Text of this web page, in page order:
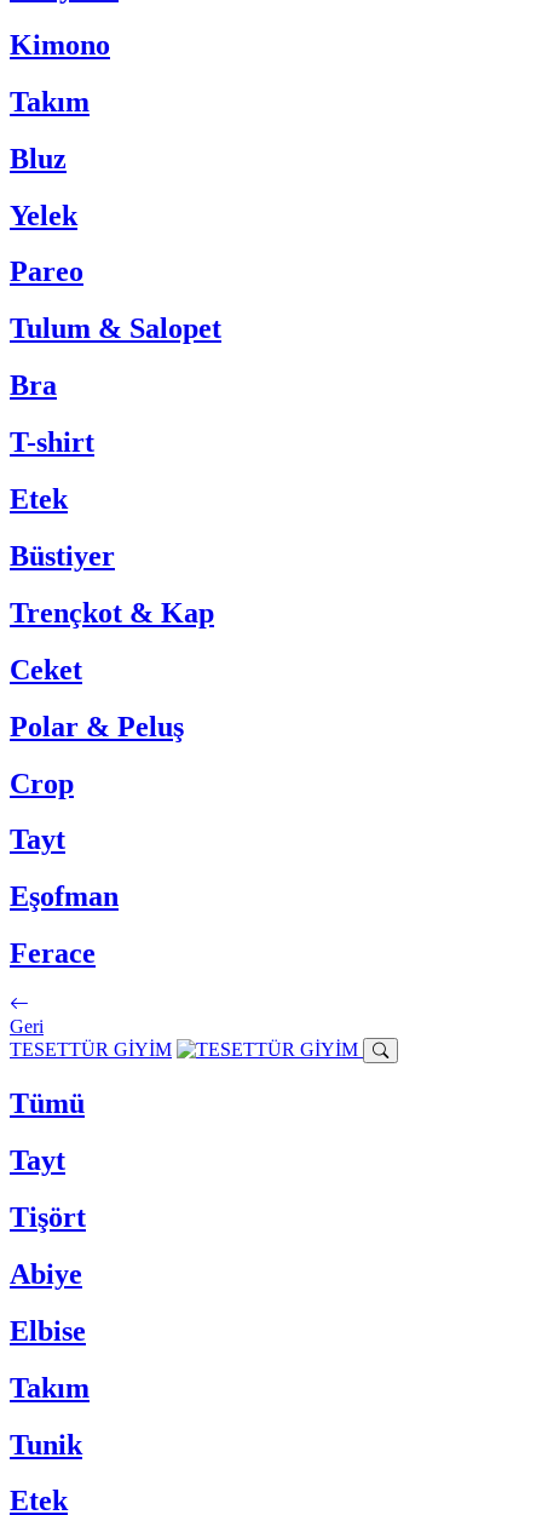
Kimono
Takım
Bluz
Yelek
Pareo
Tulum & Salopet
Bra
T-shirt
Etek
Büstiyer
Trençkot & Kap
Ceket
Polar & Peluş
Crop
Tayt
Eşofman
Ferace
Geri
TESETTÜR GİYİM
Tümü
Tayt
Tişört
Abiye
Elbise
Takım
Tunik
Etek